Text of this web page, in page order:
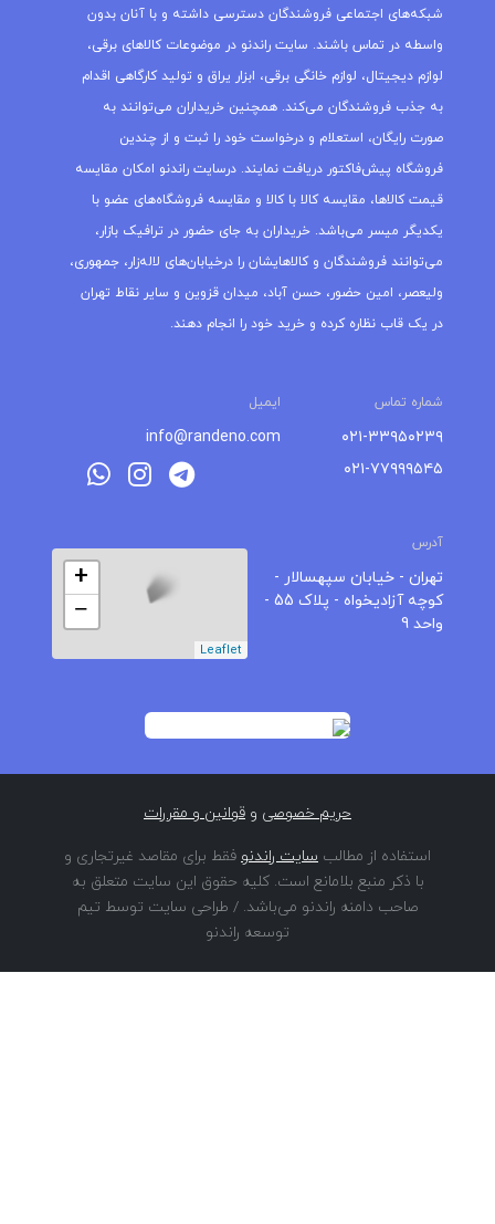
شبکه‌های اجتماعی فروشندگان دسترسی داشته و با آنان بدون
واسطه در تماس باشند. سایت راندنو در موضوعات کالاهای برقی،
لوازم دیجیتال، لوازم خانگی برقی، ابزار یراق و تولید کارگاهی اقدام
به جذب فروشندگان می‌کند. همچنین خریداران می‌توانند به
صورت رایگان، استعلام و درخواست خود را ثبت و از چندین
فروشگاه پیش‌فاکتور دریافت نمایند. درسایت راندنو امکان مقایسه
قیمت کالاها، مقایسه کالا با کالا و مقایسه فروشگاه‌های عضو با
یکدیگر میسر می‌باشد. خریداران به جای حضور در ترافیک بازار،
می‌توانند فروشندگان و کالاهایشان را درخیابان‌های لاله‌زار، جمهوری،
ولیعصر، امین حضور، حسن آباد، میدان قزوین و سایر نقاط تهران
در یک قاب نظاره کرده و خرید خود را انجام دهند.
شماره تماس ایمیل
۰۲۱-۳۳۹۵۰۲۳۹
۰۲۱-۷۷۹۹۹۵۴۵
info@randeno.com
آدرس
تهران - خیابان سپهسالار -
کوچه آزادیخواه - پلاک 55 -
واحد 9
+
−
Leaflet
حریم خصوصی و قوانین و مقررات
استفاده از مطالب سایت راندنو فقط برای مقاصد غیرتجاری و
با ذکر منبع بلامانع است. کلیه حقوق این سایت متعلق به
صاحب دامنه راندنو می‌باشد. / طراحی سایت توسط تیم
توسعه راندنو